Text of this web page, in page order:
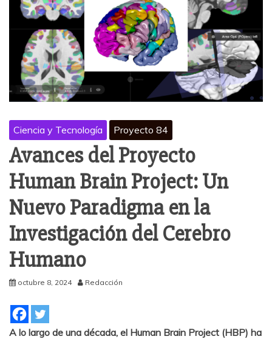
Ciencia y Tecnología Proyecto 84
Avances del Proyecto
Human Brain Project: Un
Nuevo Paradigma en la
Investigación del Cerebro
Humano
octubre 8, 2024 Redacción
A lo largo de una década, el Human Brain Project (HBP) ha